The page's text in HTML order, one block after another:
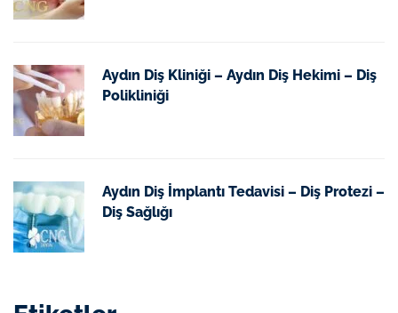
Aydın Diş Kliniği – Aydın Diş Hekimi – Diş
Polikliniği
Aydın Diş İmplantı Tedavisi – Diş Protezi –
Diş Sağlığı